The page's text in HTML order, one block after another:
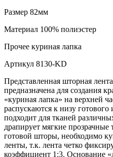
Размер 82мм
Материал 100% полиэстер
Прочее куриная лапка
Артикул 8130-KD
Представленная шторная
предназначена для создания
«куриная лапка» на верхней
распускаются к низу
подходит для тканей
драпирует мягкие
готовой шторы, необходимо
ленты, т.к. лента четко
коэффициент 1:3. Основание